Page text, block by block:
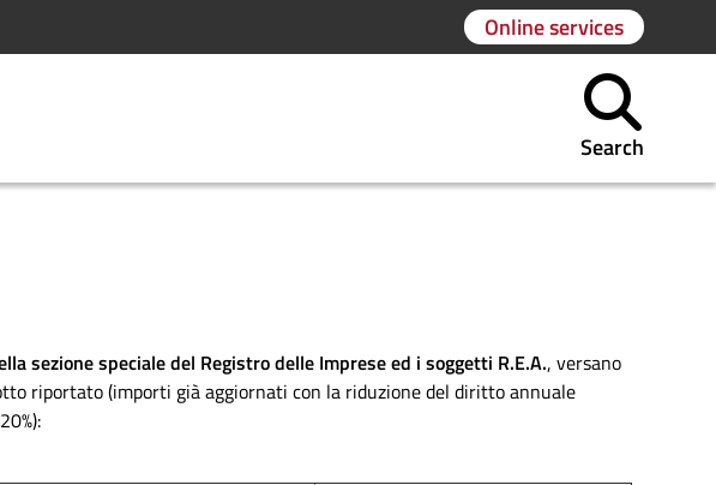
Online services
Search
sezione specialedel Registro delle Imprese ed i soggetti R.E.A., versano
riportato (importi già aggiornati con la riduzione del diritto annuale